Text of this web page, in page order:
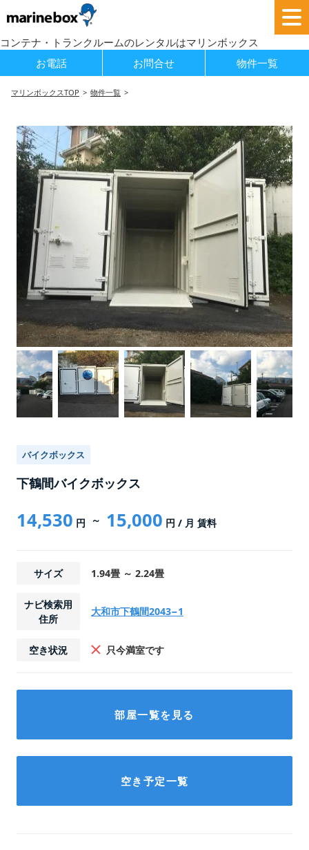
コンテナ・トランクルームのレンタルはマリンボックス
お電話
お問合せ 物件一覧
マリンボックスTOP 物件一覧
バイクボックス
下鶴間バイクボックス
14,530 円 ～ 15,000 円 / 月 賃料
サイズ 1.94畳 ～ 2.24畳
ナビ検索用
住所
大和市下鶴間2043−1
空き状況 只今満室です
部屋一覧を見る
空き予定一覧